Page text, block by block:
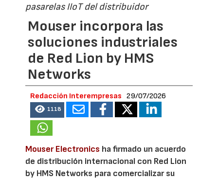
pasarelas IIoT del distribuidor
Mouser incorpora las
soluciones industriales
de Red Lion by HMS
Networks
Redacción Interempresas 29/07/2026
1118
Mouser Electronics ha firmado un acuerdo
de distribución internacional con Red Lion
by HMS Networks para comercializar su